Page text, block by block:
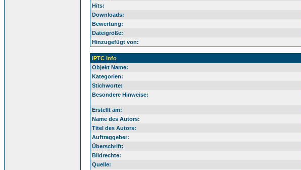
Hits:
Downloads:
Bewertung:
Dateigröße:
Hinzugefügt von:
IPTC Info
Objekt Name:
Kategorien:
Stichworte:
Besondere Hinweise:
Erstellt am:
Name des Autors:
Titel des Autors:
Auftraggeber:
Überschrift:
Bildrechte:
Quelle: